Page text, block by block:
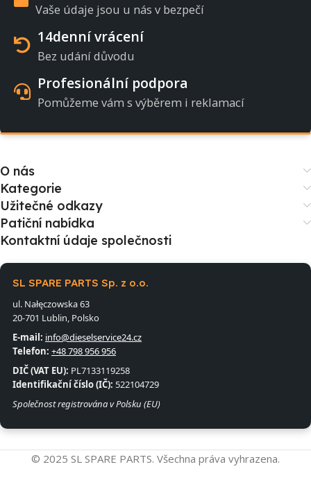
Vaše údaje jsou u nás v bezpečí
14denní vrácení
Bez udání důvodu
Profesionální podpora
Pomůžeme vám s výběrem i reklamací
O nás
Kategorie
Užitečné odkazy
Patiční nabídka
Kontaktní údaje společnosti
SL SPARE PARTS Sp. z o.o.
ul. Nałęczowska 63
20-701 Lublin, Polsko
E-mail: info@dieselservice24.cz
Telefon: +48 798 956 956
DIČ (VAT EU): PL7133119258
Identifikační číslo (IČ): 522104729
Společnost registrována v Polsku (EU)
© 2025 SL SPARE PARTS. Všechna práva vyhrazena.